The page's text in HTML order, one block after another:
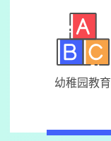
幼稚园教育